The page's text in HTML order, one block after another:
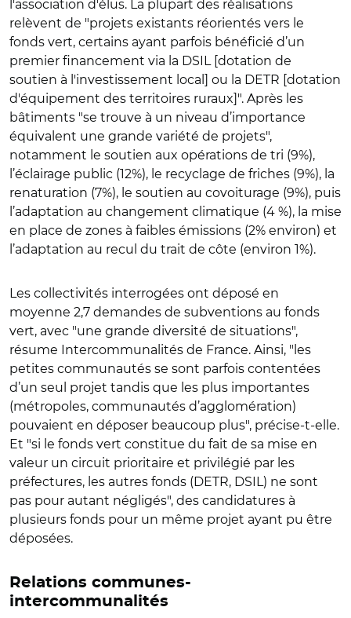
l'association d'élus. La plupart des réalisations
relèvent de "projets existants réorientés vers le
fonds vert, certains ayant parfois bénéficié d’un
premier financement via la DSIL [dotation de
soutien à l'investissement local] ou la DETR [dotation
d'équipement des territoires ruraux]". Après les
bâtiments "se trouve à un niveau d’importance
équivalent une grande variété de projets",
notamment le soutien aux opérations de tri (9%),
l’éclairage public (12%), le recyclage de friches (9%), la
renaturation (7%), le soutien au covoiturage (9%), puis
l’adaptation au changement climatique (4 %), la mise
en place de zones à faibles émissions (2% environ) et
l’adaptation au recul du trait de côte (environ 1%).
Les collectivités interrogées ont déposé en
moyenne 2,7 demandes de subventions au fonds
vert, avec "une grande diversité de situations",
résume Intercommunalités de France. Ainsi, "les
petites communautés se sont parfois contentées
d’un seul projet tandis que les plus importantes
(métropoles, communautés d’agglomération)
pouvaient en déposer beaucoup plus", précise-t-elle.
Et "si le fonds vert constitue du fait de sa mise en
valeur un circuit prioritaire et privilégié par les
préfectures, les autres fonds (DETR, DSIL) ne sont
pas pour autant négligés", des candidatures à
plusieurs fonds pour un même projet ayant pu être
déposées.
Relations communes-
intercommunalités